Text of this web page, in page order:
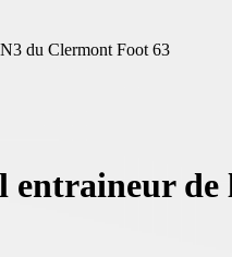
du Clermont Foot 63
entraineur